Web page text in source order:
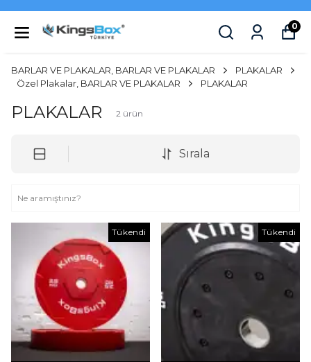
0
BARLAR VE PLAKALAR, BARLAR VE PLAKALAR
PLAKALAR
Özel Plakalar, BARLAR VE PLAKALAR
PLAKALAR
PLAKALAR 2 ürün
Sırala
Tükendi Tükendi